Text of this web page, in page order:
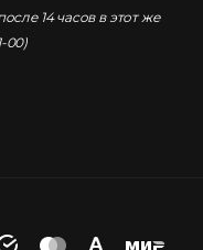
14 часов в этот же
00)